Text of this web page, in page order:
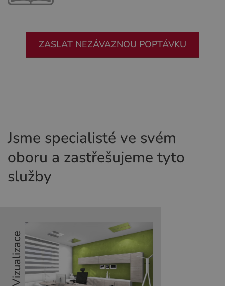
ZASLAT NEZÁVAZNOU POPTÁVKU
Jsme specialisté ve svém
oboru a zastřešujeme tyto
služby